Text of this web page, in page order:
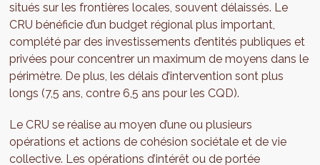
situés sur les frontières locales, souvent délaissés. Le
CRU bénéficie d’un budget régional plus important,
complété par des investissements d’entités publiques et
privées pour concentrer un maximum de moyens dans le
périmètre. De plus, les délais d’intervention sont plus
longs (7,5 ans, contre 6,5 ans pour les CQD).
Le CRU se réalise au moyen d’une ou plusieurs
opérations et actions de cohésion sociétale et de vie
collective. Les opérations d’intérêt ou deportée